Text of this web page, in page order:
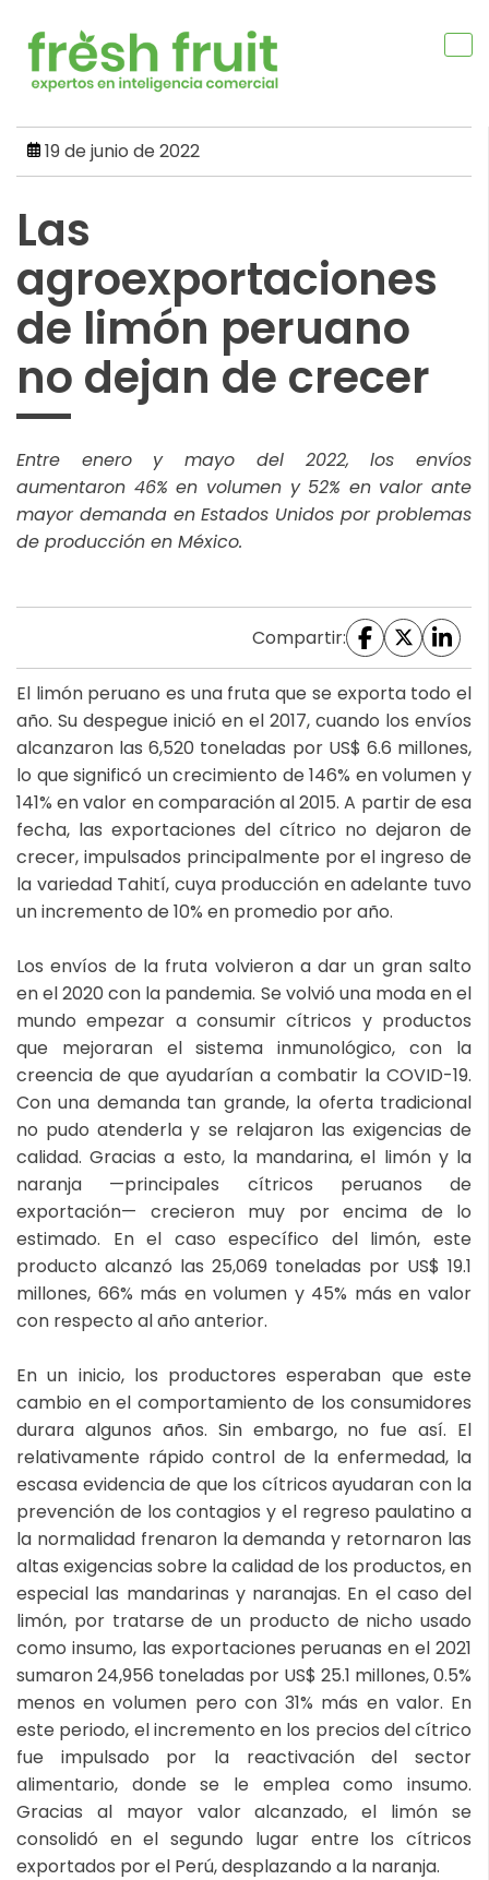
content
19 de junio de 2022
Las
agroexportaciones
de limón peruano
no dejan de crecer
Entre enero y mayo del 2022, los envíos
aumentaron 46% en volumen y 52% en valor ante
mayor demanda en Estados Unidos por problemas
de producción en México.
Compartir:
El limón peruano es una fruta que se exporta todo el
año. Su despegue inició en el 2017, cuando los envíos
alcanzaron las 6,520 toneladas por US$ 6.6 millones,
lo que significó un crecimiento de 146% en volumen y
141% en valor en comparación al 2015. A partir de esa
fecha, las exportaciones del cítrico no dejaron de
crecer, impulsados principalmente por el ingreso de
la variedad Tahití, cuya producción en adelante tuvo
un incremento de 10% en promedio por año.
Los envíos de la fruta volvieron a dar un gran salto
en el 2020 con la pandemia. Se volvió una moda en el
mundo empezar a consumir cítricos y productos
que mejoraran el sistema inmunológico, con la
creencia de que ayudarían a combatir la COVID-19.
Con una demanda tan grande, la oferta tradicional
no pudo atenderla y se relajaron las exigencias de
calidad. Gracias a esto, la mandarina, el limón y la
naranja —principales cítricos peruanos de
exportación— crecieron muy por encima de lo
estimado. En el caso específico del limón, este
producto alcanzó las 25,069 toneladas por US$ 19.1
millones, 66% más en volumen y 45% más en valor
con respecto al año anterior.
En un inicio, los productores esperaban que este
cambio en el comportamiento de los consumidores
durara algunos años. Sin embargo, no fue así. El
relativamente rápido control de la enfermedad, la
escasa evidencia de que los cítricos ayudaran con la
prevención de los contagios y el regreso paulatino a
la normalidad frenaron la demanda y retornaron las
altas exigencias sobre la calidad de los productos, en
especial las mandarinas y naranajas. En el caso del
limón, por tratarse de un producto de nicho usado
como insumo, las exportaciones peruanas en el 2021
sumaron 24,956 toneladas por US$ 25.1 millones, 0.5%
menos en volumen pero con 31% más en valor. En
este periodo, el incremento en los precios del cítrico
fue impulsado por la reactivación del sector
alimentario, donde se le emplea como insumo.
Gracias al mayor valor alcanzado, el limón se
consolidó en el segundo lugar entre los cítricos
exportados por el Perú, desplazando a la naranja.